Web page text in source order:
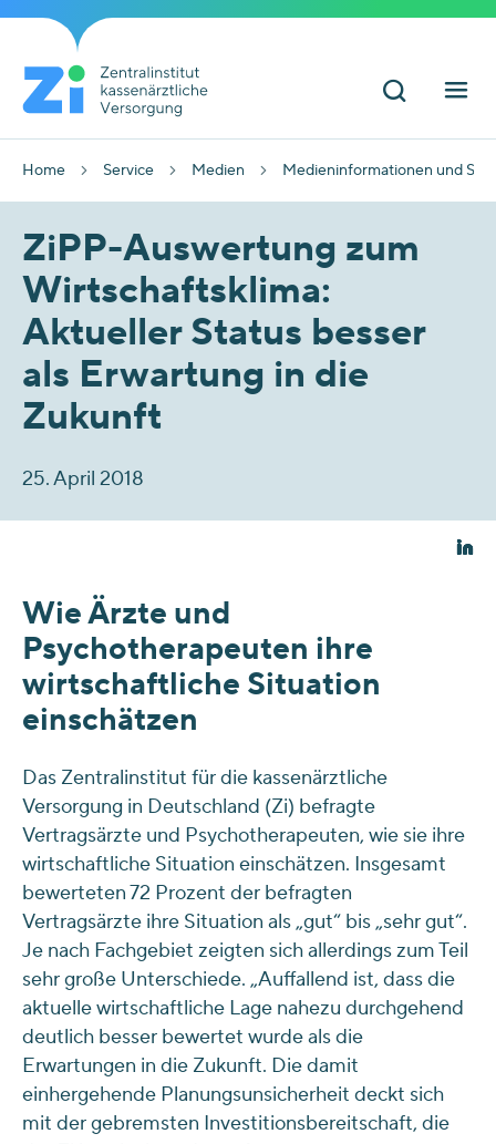
Home Service Medien Medieninformationen und
ZiPP-Auswertung zum
Wirtschaftsklima:
Aktueller Status besser
als Erwartung in die
Zukunft
25. April 2018
Wie Ärzte und
Psychotherapeuten ihre
wirtschaftliche Situation
einschätzen
Das Zentralinstitut für die kassenärztliche
Versorgung in Deutschland (Zi) befragte
Vertragsärzte und Psychotherapeuten, wie sie ihre
wirtschaftliche Situation einschätzen. Insgesamt
bewerteten 72 Prozent der befragten
Vertragsärzte ihre Situation als „gut“ bis „sehr gut“.
Je nach Fachgebiet zeigten sich allerdings zum Teil
sehr große Unterschiede. „Auffallend ist, dass die
aktuelle wirtschaftliche Lage nahezu durchgehend
deutlich besser bewertet wurde als die
Erwartungen in die Zukunft. Die damit
einhergehende Planungsunsicherheit deckt sich
mit der gebremsten Investitionsbereitschaft, die